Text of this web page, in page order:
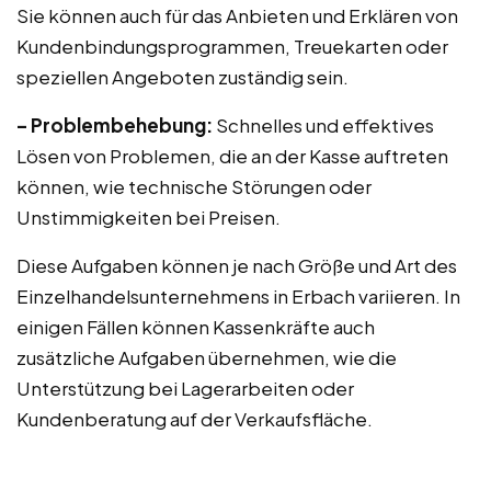
Sie können auch für das Anbieten und Erklären von
Kundenbindungsprogrammen, Treuekarten oder
speziellen Angeboten zuständig sein.
– Problembehebung: Schnelles und effektives
Lösen von Problemen, die an der Kasse auftreten
können, wie technische Störungen oder
Unstimmigkeiten bei Preisen.
Diese Aufgaben können je nach Größe und Art des
Einzelhandelsunternehmens in Erbach variieren. In
einigen Fällen können Kassenkräfte auch
zusätzliche Aufgaben übernehmen, wie die
Unterstützung bei Lagerarbeiten oder
Kundenberatung auf der Verkaufsfläche.